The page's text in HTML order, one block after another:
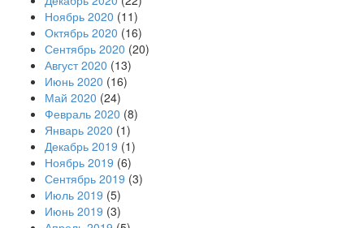
Ноябрь 2020 (11)
Октябрь 2020 (16)
Сентябрь 2020 (20)
Август 2020 (13)
Июнь 2020 (16)
Май 2020 (24)
Февраль 2020 (8)
Январь 2020 (1)
Декабрь 2019 (1)
Ноябрь 2019 (6)
Сентябрь 2019 (3)
Июль 2019 (5)
Июнь 2019 (3)